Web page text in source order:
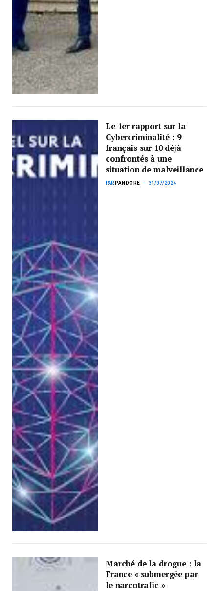
Le 1er rapport sur la
Cybercriminalité : 9
français sur 10 déjà
confrontés à une
situation de malveillance
PAR PANDORE 31/07/2024
Marché de la drogue : la
France « submergée par
le narcotrafic »